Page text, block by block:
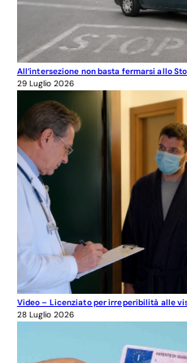
All’intersezione non basta fermarsi allo
29 Luglio 2026
Video – Licenziato per irreperibilità alle
28 Luglio 2026